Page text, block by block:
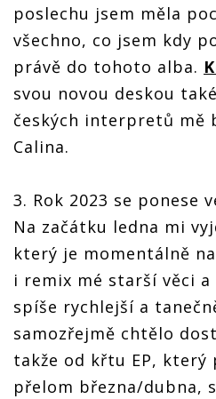
poslechu jsem měla
všechno, co jsem kdy
právě do tohoto alba.
svou novou deskou
českých interpretů mě
Calina.
3. Rok 2023 se ponese
Na začátku ledna mi
který je momentálně
i remix mé starší věci a
spíše rychlejší a
samozřejmě chtělo
takže od křtu EP, který
přelom března/dubna,